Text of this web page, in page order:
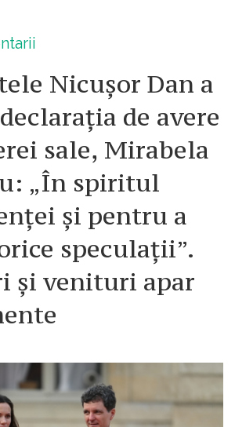
Nicușor Dan a
de avere
sale, Mirabela
„În spiritul
și pentru a
speculații”.
și venituri apar